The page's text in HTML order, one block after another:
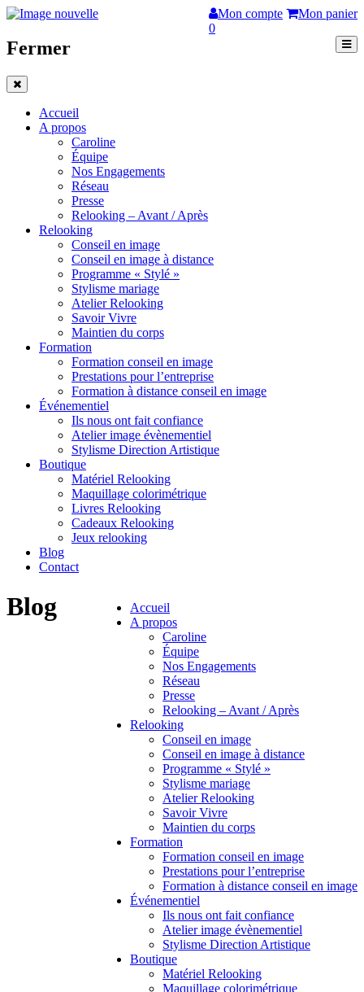
Mon compte
Mon panier
0
Fermer
Accueil
A propos
Caroline
Équipe
Nos Engagements
Réseau
Presse
Relooking – Avant / Après
Relooking
Conseil en image
Conseil en image à distance
Programme « Stylé »
Stylisme mariage
Atelier Relooking
Savoir Vivre
Maintien du corps
Formation
Formation conseil en image
Prestations pour l’entreprise
Formation à distance conseil en image
Événementiel
Ils nous ont fait confiance
Atelier image évènementiel
Stylisme Direction Artistique
Boutique
Matériel Relooking
Maquillage colorimétrique
Livres Relooking
Cadeaux Relooking
Jeux relooking
Blog
Contact
Accueil
A propos
Caroline
Équipe
Nos Engagements
Réseau
Presse
Relooking – Avant / Après
Relooking
Conseil en image
Conseil en image à distance
Programme « Stylé »
Stylisme mariage
Atelier Relooking
Savoir Vivre
Maintien du corps
Formation
Formation conseil en image
Prestations pour l’entreprise
Formation à distance conseil en image
Événementiel
Ils nous ont fait confiance
Atelier image évènementiel
Stylisme Direction Artistique
Boutique
Matériel Relooking
Maquillage colorimétrique
Blog